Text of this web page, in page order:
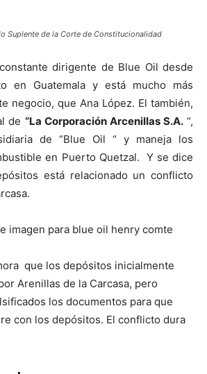
Suplente de la Corte de Constitucionalidad
dirigente de Blue Oil desde
en Guatemala y está mucho más
negocio, que Ana López. El también,
de “La Corporación Arcenillas S.A.“,
de “Blue Oil “ y maneja los
en Puerto Quetzal. Y se dice
está relacionado un conflicto
que los depósitos inicialmente
Arenillas de la Carcasa, pero
los documentos para que
con los depósitos. El conflicto dura